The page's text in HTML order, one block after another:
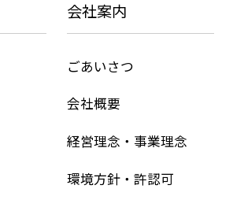
会社案内
ごあいさつ
会社概要
経営理念・事業理念
環境方針・許認可